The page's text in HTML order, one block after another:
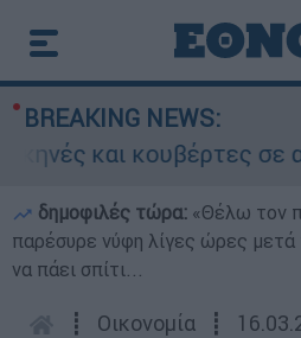
BREAKING NEWS:
και κουβέρτες σε
δημοφιλές τώρα: «Θέλω τον
παρέσυρε νύφη λίγες ώρες μετά
να πάει σπίτι...
┋ Οικονομία ┋